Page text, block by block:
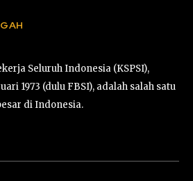
Seluruh Indonesia (KSPSI),
1973 (dulu FBSI), adalah salah satu
di Indonesia.